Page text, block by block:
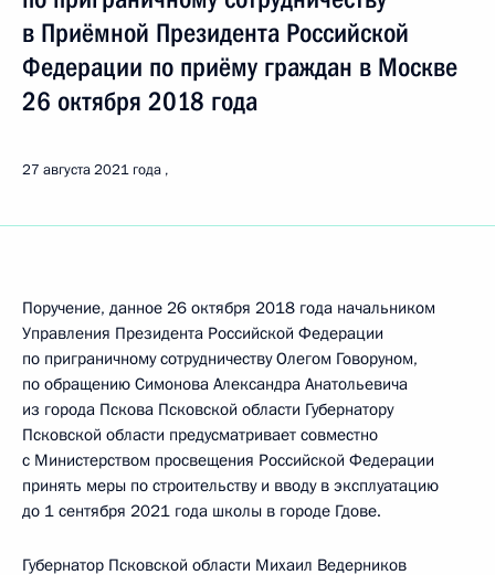
в Приёмной Президента Российской
Федерации по приёму граждан в Москве
26 октября 2018 года
27 августа 2021 года
Поручение, данное 26 октября 2018 года начальником
Управления Президента Российской Федерации
по приграничному сотрудничеству Олегом Говоруном,
по обращению Симонова Александра Анатольевича
из города Пскова Псковской области Губернатору
Псковской области предусматривает совместно
с Министерством просвещения Российской Федерации
принять меры по строительству и вводу в эксплуатацию
до 1 сентября 2021 года школы в городе Гдове.
Губернатор Псковской области Михаил Ведерников